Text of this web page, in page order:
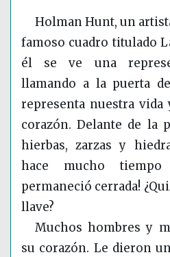
Holman Hunt, un
famoso cuadro titulado
él se ve una
llamando a la puerta
representa nuestra vida
corazón. Delante de la
hierbas, zarzas y
hace mucho
permaneció cerrada!
llave?
Muchos hombres y
su corazón. Le dieron